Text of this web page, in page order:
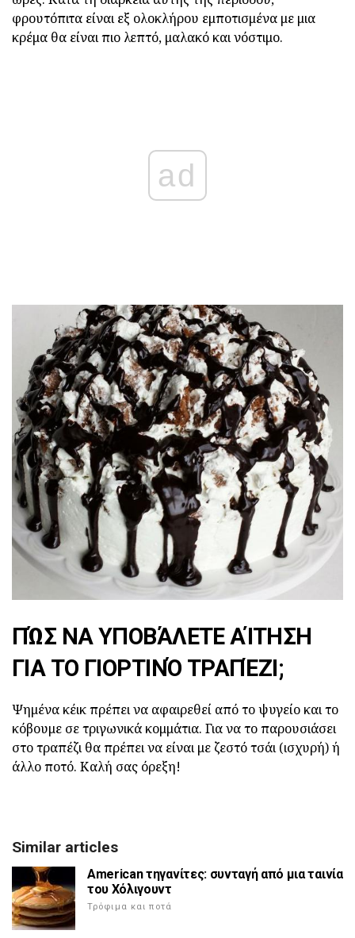
φρουτόπιτα είναι εξ ολοκλήρου εμποτισμένα με μια
κρέμα θα είναι πιο λεπτό, μαλακό και νόστιμο.
ad
ΠΏΣ ΝΑ ΥΠΟΒΆΛΕΤΕ ΑΊΤΗΣΗ
ΓΙΑ ΤΟ ΓΙΟΡΤΙΝΌ ΤΡΑΠΈΖΙ;
Ψημένα κέικ πρέπει να αφαιρεθεί από το ψυγείο και το
κόβουμε σε τριγωνικά κομμάτια. Για να το παρουσιάσει
στο τραπέζι θα πρέπει να είναι με ζεστό τσάι (ισχυρή) ή
άλλο ποτό. Καλή σας όρεξη!
Similar articles
American τηγανίτες: συνταγή από μια ταινία
του Χόλιγουντ
Τρόφιμα και ποτά